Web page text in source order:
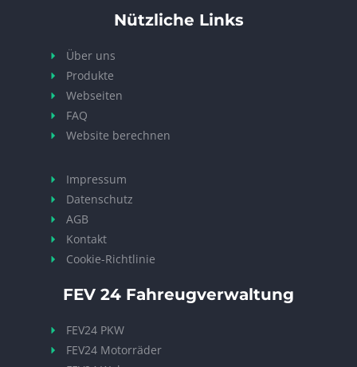
Nützliche Links
Über uns
Produkte
Webseiten
FAQ
Website berechnen
Impressum
Datenschutz
AGB
Kontakt
Cookie-Richtlinie
FEV 24 Fahreugverwaltung
FEV24 PKW
FEV24 Motorräder